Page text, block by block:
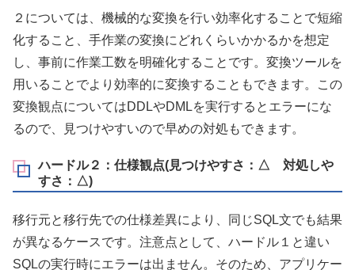
２については、機械的な変換を行い効率化することで短縮
化すること、手作業の変換にどれくらいかかるかを想定
し、事前に作業工数を明確化することです。変換ツールを
用いることでより効率的に変換することもできます。この
変換観点についてはDDLやDMLを実行するとエラーにな
るので、見つけやすいので早めの対処もできます。
ハードル２：仕様観点(見つけやすさ：△ 対処しや
すさ：△)
移行元と移行先での仕様差異により、同じSQL文でも結果
が異なるケースです。注意点として、ハードル１と違い
SQLの実行時にエラーは出ません。そのため、アプリケー